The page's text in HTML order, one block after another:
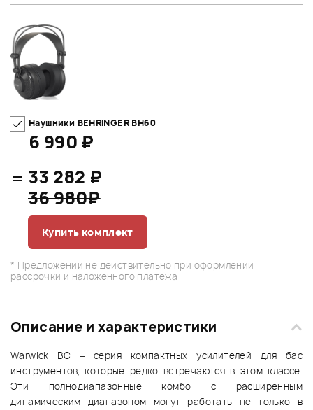
Наушники BEHRINGER BH60
6 990 ₽
= 33 282 ₽
36 980₽
Купить комплект
* Предложении не действительно при оформлении
рассрочки и наложенного платежа
Описание и характеристики
Warwick BC – серия компактных усилителей для бас
инструментов, которые редко встречаются в этом классе.
Эти полнодиапазонные комбо с расширенным
динамическим диапазоном могут работать не только в